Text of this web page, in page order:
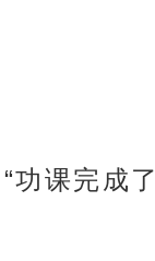
功课完成了